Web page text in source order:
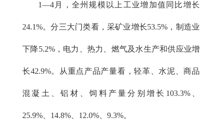
1—4月，全州规模以上工业增加值同比增长
24.1%。分三大门类看，采矿业增长53.5%，制造业
下降5.2%，电力、热力、燃气及水生产和供应业增
长42.9%。从重点产品产量看，轻革、水泥、商品
混凝土、铝材、饲料产量分别增长103.3%、
25.9%、14.8%、12.0%、9.3%。